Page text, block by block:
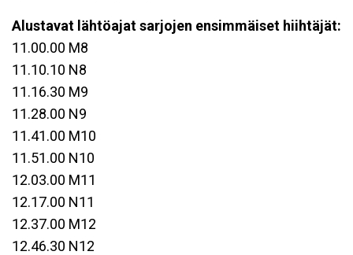
Alustavat lähtöajat sarjojen ensimmäiset hiihtäjät:
11.00.00 M8
11.10.10 N8
11.16.30 M9
11.28.00 N9
11.41.00 M10
11.51.00 N10
12.03.00 M11
12.17.00 N11
12.37.00 M12
12.46.30 N12